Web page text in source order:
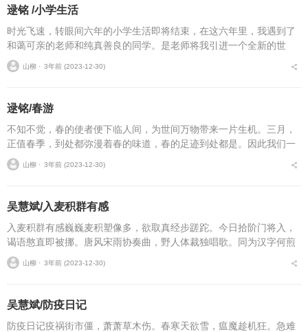
逯铭 /小学生活
时光飞速，转眼间六年的小学生活即将结束，在这六年里，我遇到了
和蔼可亲的老师和纯真善良的同学。是老师将我引进一个全新的世
界；是老师带我在知识的海洋里遨游，是同学与我一起学习、探讨，
是同学与我一起打闹、做...
山柳 ⋅ 3年前 (2023-12-30)
逯铭/春游
不知不觉，春的使者便下临人间，为世间万物带来一片生机。三月，
正值春季，到处都弥漫着春的味道，春的足迹到处都是。因此我们一
家趁着这大好时光，跟随着春天的步伐，开启了一段美妙的旅程。 &n
bs...
山柳 ⋅ 3年前 (2023-12-30)
吴慧斌/入麦积群有感
入麦积群有感巍巍麦积塑像多，欲取真经步蹉跎。今日拾阶门将入，
谒语憨直即被挪。唐风宋雨协奏曲，野人体裁独唱歌。同为汉字何煎
戮，只因未逢大肚佛。作者简介吴慧斌，号，卦台野人，男，汉族，
生于1972年2月，...
山柳 ⋅ 3年前 (2023-12-30)
吴慧斌/防疫日记
防疫日记疫祸街市僵，萧萧草木伤。春寒天欲雪，瘟魔趁机狂。急难